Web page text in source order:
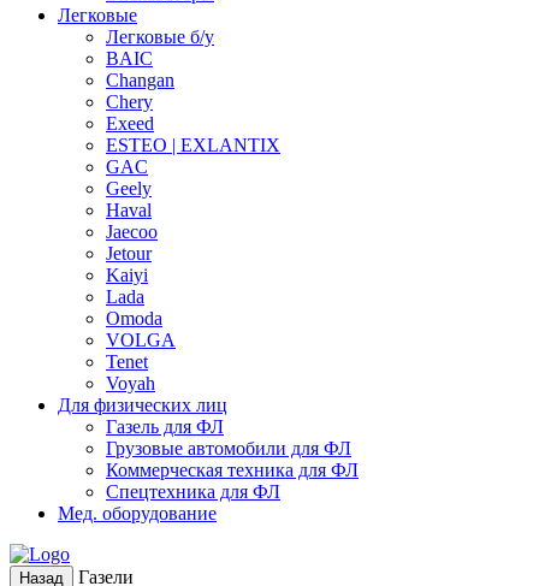
Легковые
Легковые б/у
BAIC
Changan
Chery
Exeed
ESTEO | EXLANTIX
GAC
Geely
Haval
Jaecoo
Jetour
Kaiyi
Lada
Omoda
VOLGA
Tenet
Voyah
Для физических лиц
Газель для ФЛ
Грузовые автомобили для ФЛ
Коммерческая техника для ФЛ
Спецтехника для ФЛ
Мед. оборудование
Назад Газели